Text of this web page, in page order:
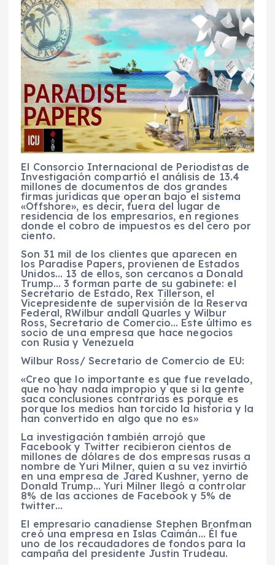
El Consorcio Internacional de Periodistas de
Investigación compartió el análisis de 13.4
millones de documentos de dos grandes
firmas jurídicas que operan bajo el sistema
«Offshore», es decir, fuera del lugar de
residencia de los empresarios, en regiones
donde el cobro de impuestos es del cero por
ciento.
Son 31 mil de los clientes que aparecen en
los Paradise Papers, provienen de Estados
Unidos… 13 de ellos, son cercanos a Donald
Trump… 3 forman parte de su gabinete: el
Secretario de Estado, Rex Tillerson, el
Vicepresidente de supervisión de la Reserva
Federal, RWilbur andall Quarles y Wilbur
Ross, Secretario de Comercio… Este último es
socio de una empresa que hace negocios
con Rusia y Venezuela
Wilbur Ross/ Secretario de Comercio de EU:
«Creo que lo importante es que fue revelado,
que no hay nada impropio y que si la gente
saca conclusiones contrarias es porque es
porque los medios han torcido la historia y la
han convertido en algo que no es»
La investigación también arrojó que
Facebook y Twitter recibieron cientos de
millones de dólares de dos empresas rusas a
nombre de Yuri Milner, quien a su vez invirtió
en una empresa de Jared Kushner, yerno de
Donald Trump… Yuri Milner llegó a controlar
8% de las acciones de Facebook y 5% de
twitter…
El empresario canadiense Stephen Bronfman
creó una empresa en Islas Caimán… Él fue
uno de los recaudadores de fondos para la
campaña del presidente Justin Trudeau.